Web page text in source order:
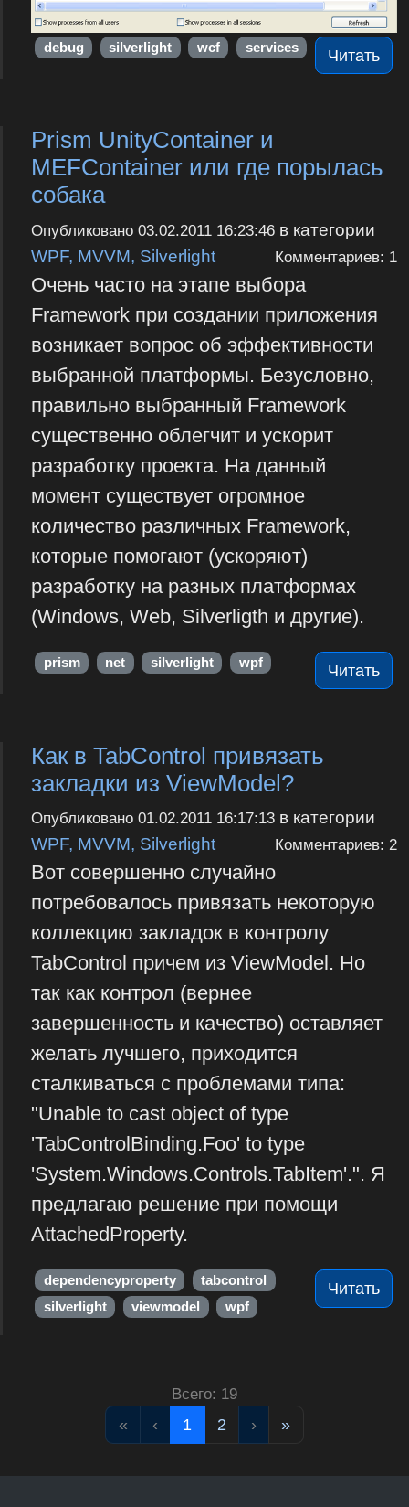
Читать
debug silverlight wcf services
Prism UnityContainer и
MEFContainer или где порылась
собака
Опубликовано 03.02.2011 16:23:46в категории
WPF, MVVM, Silverlight
Комментариев: 1
Очень часто на этапе выбора
Framework при создании приложения
возникает вопрос об эффективности
выбранной платформы. Безусловно,
правильно выбранный Framework
существенно облегчит и ускорит
разработку проекта. На данный
момент существует огромное
количество различных Framework,
которые помогают (ускоряют)
разработку на разных платформах
(Windows, Web, Silverligth и другие).
Читать
prism net silverlight wpf
Как в TabControl привязать
закладки из ViewModel?
Опубликовано 01.02.2011 16:17:13в категории
WPF, MVVM, Silverlight
Комментариев: 2
Вот совершенно случайно
потребовалось привязать некоторую
коллекцию закладок в контролу
TabControl причем из ViewModel. Но
так как контрол (вернее
завершенность и качество) оставляет
желать лучшего, приходится
сталкиваться с проблемами типа:
"Unable to cast object of type
'TabControlBinding.Foo' to type
'System.Windows.Controls.TabItem'.". Я
предлагаю решение при помощи
AttachedProperty.
Читать
dependencyproperty
tabcontrol
silverlight
viewmodel wpf
Всего: 19
« ‹ 1 2 › »